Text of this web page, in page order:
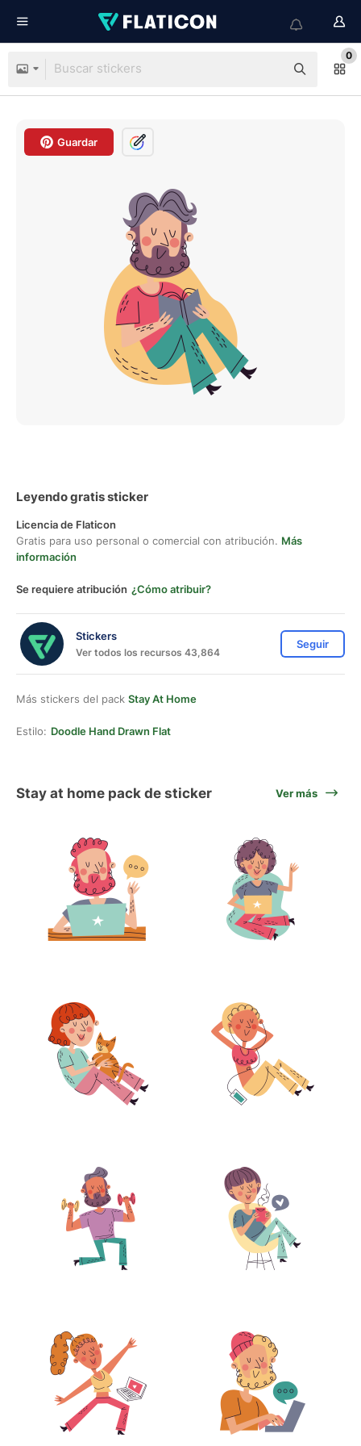
0
Guardar
Leyendo gratis sticker
Licencia de Flaticon
Gratis para uso personal o comercial con atribución. Más
información
Se requiere atribución ¿Cómo atribuir?
Stickers
Ver todos los recursos 43,864
Seguir
Más stickers del pack Stay At Home
Estilo: Doodle Hand Drawn Flat
Stay at home pack de sticker Ver más